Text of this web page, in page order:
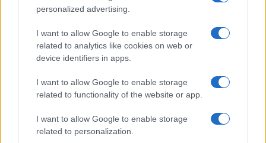
personalized advertising.
I want to allow Google to enable storage
related to analytics like cookies on web or
device identifiers in apps.
I want to allow Google to enable storage
related to functionality of the website or app.
I want to allow Google to enable storage
related to personalization.
Cloud e cybersecurity: come ottenere i voucher fino a
20.000 euro
FOCUS PMI